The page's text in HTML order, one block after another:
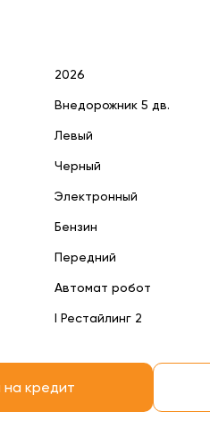
2026
Внедорожник 5 дв.
Левый
Черный
Электронный
Бензин
Передний
Автомат робот
I Рестайлинг 2
на кредит